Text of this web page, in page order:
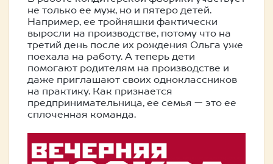
не только ее муж, но и пятеро детей.
Например, ее тройняшки фактически
выросли на производстве, потому что на
третий день после их рождения Ольга уже
поехала на работу. А теперь дети
помогают родителям на производстве и
даже приглашают своих одноклассников
на практику. Как признается
предпринимательница, ее семья — это ее
сплоченная команда.